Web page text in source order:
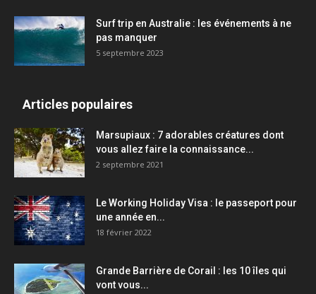
Surf trip en Australie : les événements à ne
pas manquer
5 septembre 2023
Articles populaires
Marsupiaux : 7 adorables créatures dont
vous allez faire la connaissance...
2 septembre 2021
Le Working Holiday Visa : le passeport pour
une année en...
18 février 2022
Grande Barrière de Corail : les 10 îles qui
vont vous...